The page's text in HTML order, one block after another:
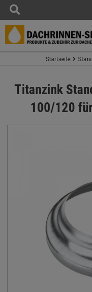
Startseite
Titanzink
100/120